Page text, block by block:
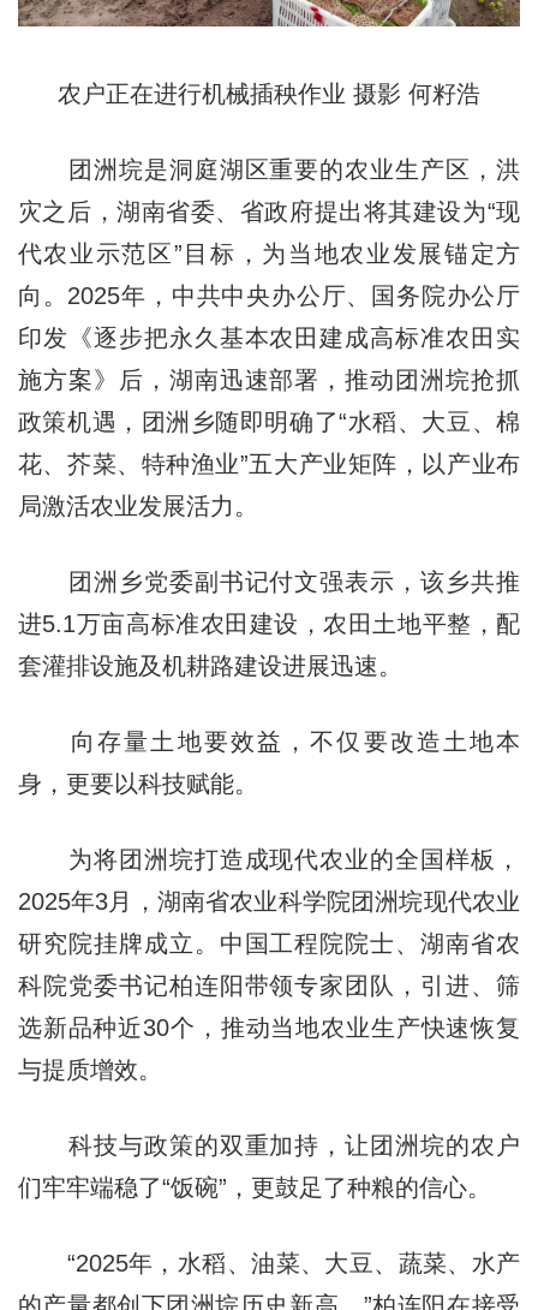
农户正在进行机械插秧作业 摄影 何籽浩
团洲垸是洞庭湖区重要的农业生产区，洪
灾之后，湖南省委、省政府提出将其建设为“现
代农业示范区”目标，为当地农业发展锚定方
向。2025年，中共中央办公厅、国务院办公厅
印发《逐步把永久基本农田建成高标准农田实
施方案》后，湖南迅速部署，推动团洲垸抢抓
政策机遇，团洲乡随即明确了“水稻、大豆、棉
花、芥菜、特种渔业”五大产业矩阵，以产业布
局激活农业发展活力。
团洲乡党委副书记付文强表示，该乡共推
进5.1万亩高标准农田建设，农田土地平整，配
套灌排设施及机耕路建设进展迅速。
向存量土地要效益，不仅要改造土地本
身，更要以科技赋能。
为将团洲垸打造成现代农业的全国样板，
2025年3月，湖南省农业科学院团洲垸现代农业
研究院挂牌成立。中国工程院院士、湖南省农
科院党委书记柏连阳带领专家团队，引进、筛
选新品种近30个，推动当地农业生产快速恢复
与提质增效。
科技与政策的双重加持，让团洲垸的农户
们牢牢端稳了“饭碗”，更鼓足了种粮的信心。
“2025年，水稻、油菜、大豆、蔬菜、水产
的产量都创下团洲垸历史新高。”柏连阳在接受